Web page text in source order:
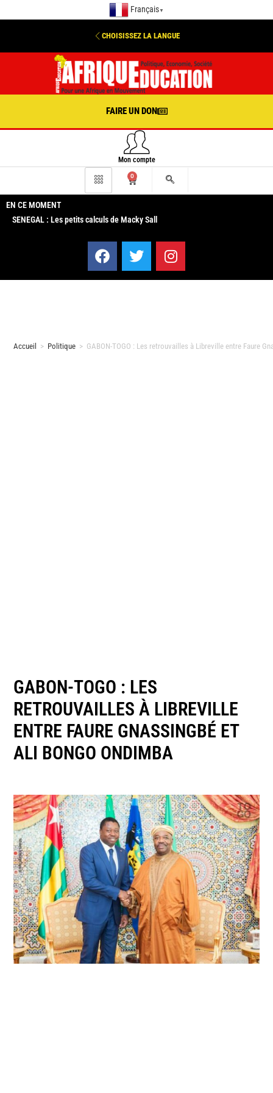
Français ▼
CHOISISSEZ LA LANGUE
FAIRE UN DON
Mon compte
0
EN CE MOMENT
SENEGAL : Les petits calculs de Macky Sall
Accueil > Politique > GABON-TOGO : Les retrouvailles à Libreville entre Faure
GABON-TOGO : LES
RETROUVAILLES À LIBREVILLE
ENTRE FAURE GNASSINGBÉ ET
ALI BONGO ONDIMBA